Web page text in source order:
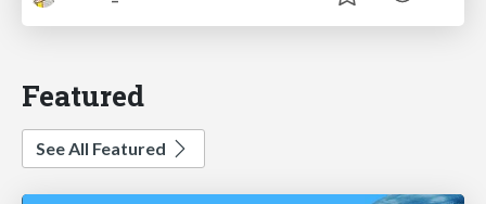
Featured
See All Featured